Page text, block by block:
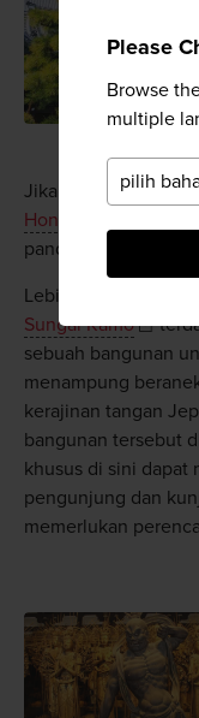
Please
Browse
multiple
Jika Anda pergi ke
Honganji
yang
pandangan.
Lebih jauh lagi
Sungai Kamo
sebuah bangunan
menampung
kerajinan tangan
bangunan tersebut
khusus di sini dapat
pengunjung dan
memerlukan